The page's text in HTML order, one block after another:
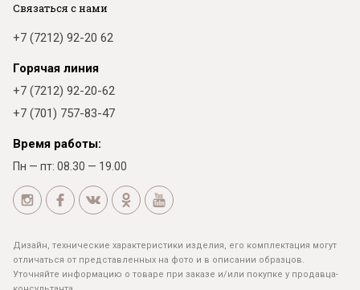
Связаться с нами
+7 (7212) 92-20 62
Горячая линия
+7 (7212) 92-20-62
+7 (701) 757-83-47
Время работы:
Пн — пт: 08.30 — 19.00
Дизайн, технические характеристики изделия, его комплектация могут
отличаться от представленных на фото и в описании образцов.
Уточняйте информацию о товаре при заказе и/или покупке у продавца-